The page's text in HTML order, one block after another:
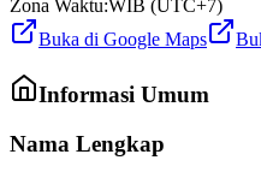
Zona Waktu:WIB (UTC+7)
Buka di Google Maps
Informasi Umum
Nama Lengkap